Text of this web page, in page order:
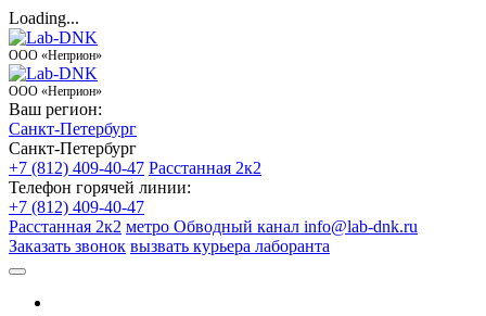
Loading...
ООО «Неприон»
ООО «Неприон»
Ваш регион:
Санкт-Петербург
Санкт-Петербург
+7 (812) 409-40-47 Расстанная 2к2
Телефон горячей линии:
+7 (812) 409-40-47
Расстанная 2к2 метро Обводный канал info@lab-dnk.ru
Заказать звонок вызвать курьера лаборанта